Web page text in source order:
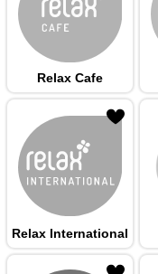
Relax Cafe
Relax International